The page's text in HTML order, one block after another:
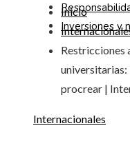
Inversiones y
Inicio
Restricciones
universitarias:
procrear |
Internacionales